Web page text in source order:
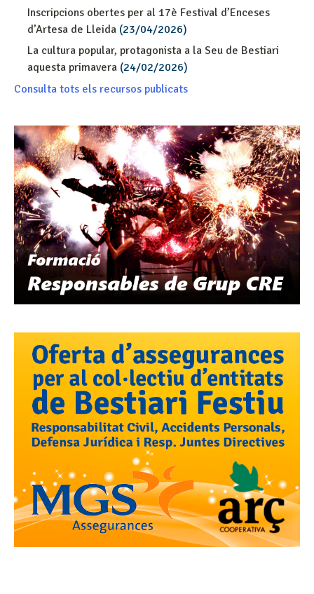
Inscripcions obertes per al 17è Festival d’Enceses
d’Artesa de Lleida (23/04/2026)
La cultura popular, protagonista a la Seu de Bestiari
aquesta primavera (24/02/2026)
Consulta tots els recursos publicats